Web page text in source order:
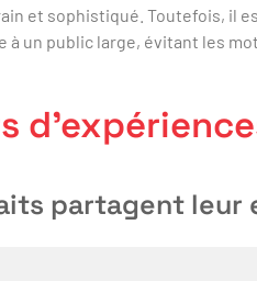
et sophistiqué. Toutefois, il
un public large, évitant les
partagent leur